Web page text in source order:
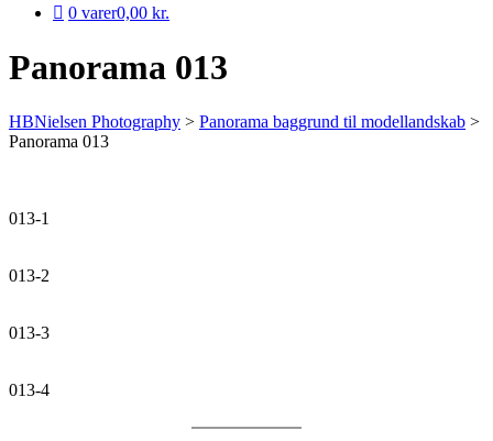
0 varer0,00 kr.
Panorama 013
HBNielsen Photography > Panorama baggrund til modellandskab >
Panorama 013
013-1
013-2
013-3
013-4